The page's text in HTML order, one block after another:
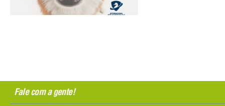
Fale com a gente!